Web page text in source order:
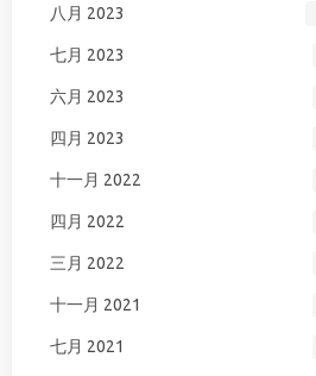
八月 2023
七月 2023
六月 2023
四月 2023
十一月 2022
四月 2022
三月 2022
十一月 2021
七月 2021